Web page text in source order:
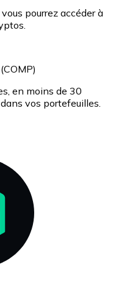
pourrez accéder à
en moins de 30
vos portefeuilles.